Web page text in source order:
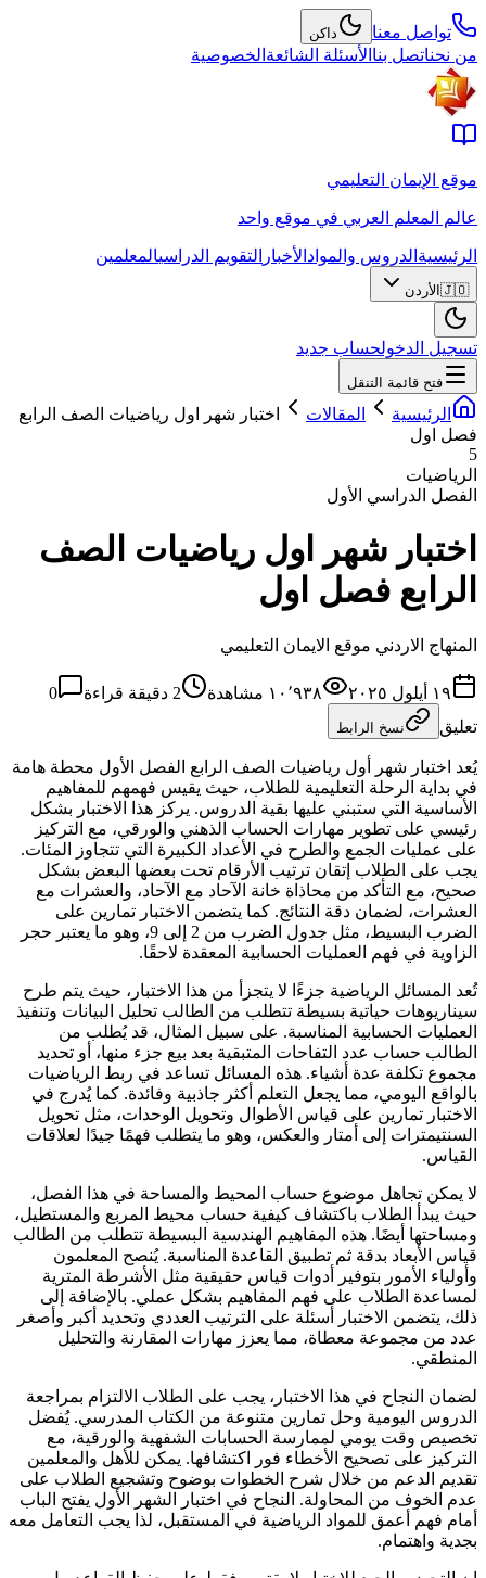
تواصل معنا داكن
من نحناتصل بنا الأسئلة الشائعة الخصوصية
موقع الإيمان التعليمي
عالم المعلم العربي في موقع واحد
الرئيسية الدروس والمواد الأخبار التقويم الدراسيالمعلمين
🇯🇴 الأردن
تسجيل الدخولحساب جديد
فتح قائمة التنقل
الرئيسية المقالات
اختبار شهر اول رياضيات الصف الرابع
فصل اول
5
الرياضيات
الفصل الدراسي الأول
اختبار شهر اول رياضيات الصف
الرابع فصل اول
المنهاج الاردني موقع الايمان التعليمي
١٩ أيلول ٢٠٢٥ ١٠٬٩٣٨ مشاهدة 2 دقيقة قراءة
0
تعليق
نسخ الرابط
يُعد اختبار شهر أول رياضيات الصف الرابع الفصل الأول محطة هامة
في بداية الرحلة التعليمية للطلاب، حيث يقيس فهمهم للمفاهيم
الأساسية التي ستبني عليها بقية الدروس. يركز هذا الاختبار بشكل
رئيسي على تطوير مهارات الحساب الذهني والورقي، مع التركيز
على عمليات الجمع والطرح في الأعداد الكبيرة التي تتجاوز المئات.
يجب على الطلاب إتقان ترتيب الأرقام تحت بعضها البعض بشكل
صحيح، مع التأكد من محاذاة خانة الآحاد مع الآحاد، والعشرات مع
العشرات، لضمان دقة النتائج. كما يتضمن الاختبار تمارين على
الضرب البسيط، مثل جدول الضرب من 2 إلى 9، وهو ما يعتبر حجر
الزاوية في فهم العمليات الحسابية المعقدة لاحقًا.
تُعد المسائل الرياضية جزءًا لا يتجزأ من هذا الاختبار، حيث يتم طرح
سيناريوهات حياتية بسيطة تتطلب من الطالب تحليل البيانات وتنفيذ
العمليات الحسابية المناسبة. على سبيل المثال، قد يُطلب من
الطالب حساب عدد التفاحات المتبقية بعد بيع جزء منها، أو تحديد
مجموع تكلفة عدة أشياء. هذه المسائل تساعد في ربط الرياضيات
بالواقع اليومي، مما يجعل التعلم أكثر جاذبية وفائدة. كما يُدرج في
الاختبار تمارين على قياس الأطوال وتحويل الوحدات، مثل تحويل
السنتيمترات إلى أمتار والعكس، وهو ما يتطلب فهمًا جيدًا لعلاقات
القياس.
لا يمكن تجاهل موضوع حساب المحيط والمساحة في هذا الفصل،
حيث يبدأ الطلاب باكتشاف كيفية حساب محيط المربع والمستطيل،
ومساحتها أيضًا. هذه المفاهيم الهندسية البسيطة تتطلب من الطالب
قياس الأبعاد بدقة ثم تطبيق القاعدة المناسبة. يُنصح المعلمون
وأولياء الأمور بتوفير أدوات قياس حقيقية مثل الأشرطة المترية
لمساعدة الطلاب على فهم المفاهيم بشكل عملي. بالإضافة إلى
ذلك، يتضمن الاختبار أسئلة على الترتيب العددي وتحديد أكبر وأصغر
عدد من مجموعة معطاة، مما يعزز مهارات المقارنة والتحليل
المنطقي.
لضمان النجاح في هذا الاختبار، يجب على الطلاب الالتزام بمراجعة
الدروس اليومية وحل تمارين متنوعة من الكتاب المدرسي. يُفضل
تخصيص وقت يومي لممارسة الحسابات الشفهية والورقية، مع
التركيز على تصحيح الأخطاء فور اكتشافها. يمكن للأهل والمعلمين
تقديم الدعم من خلال شرح الخطوات بوضوح وتشجيع الطلاب على
عدم الخوف من المحاولة. النجاح في اختبار الشهر الأول يفتح الباب
أمام فهم أعمق للمواد الرياضية في المستقبل، لذا يجب التعامل معه
بجدية واهتمام.